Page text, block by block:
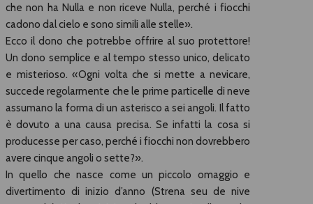
che non ha Nulla e non riceve Nulla, perché i fiocchi
cadono dal cielo e sono simili alle stelle».
Ecco il dono che potrebbe offrire al suo protettore!
Un dono semplice e al tempo stesso unico, delicato
e misterioso. «Ogni volta che si mette a nevicare,
succede regolarmente che le prime particelle di neve
assumano la forma di un asterisco a sei angoli. Il fatto
è dovuto a una causa precisa. Se infatti la cosa si
producesse per caso, perché i fiocchi non dovrebbero
avere cinque angoli o sette?».
In quello che nasce come un piccolo omaggio e
divertimento di inizio d’anno (Strena seu de nive